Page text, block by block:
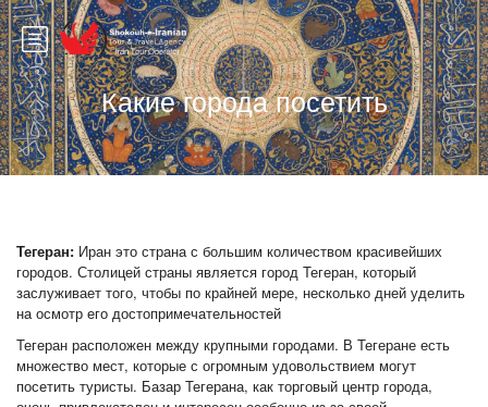
Какие города посетить
Тегеран: Иран это страна с большим количеством красивейших
городов. Столицей страны является город Тегеран, который
заслуживает того, чтобы по крайней мере, несколько дней уделить
на осмотр его достопримечательностей
Тегеран расположен между крупными городами. В Тегеране есть
множество мест, которые с огромным удовольствием могут
посетить туристы. Базар Тегерана, как торговый центр города,